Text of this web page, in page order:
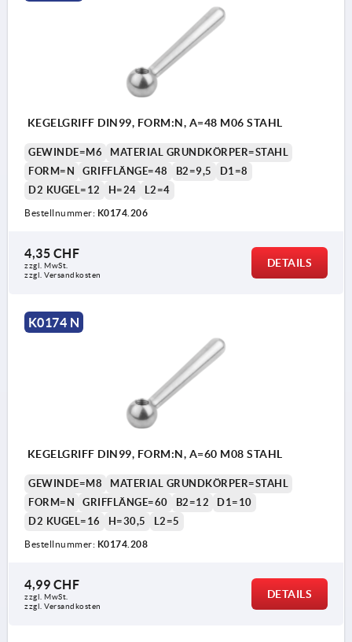
KEGELGRIFF DIN99, FORM:N, A=48 M06 STAHL
GEWINDE=M6
MATERIAL GRUNDKÖRPER=STAHL
FORM=N
GRIFFLÄNGE=48 B2=9,5
D1=8
D2 KUGEL=12
H=24 L2=4
Bestellnummer: K0174.206
4,35 CHF
zzgl. MwSt.
zzgl. Versandkosten
DETAILS
K0174 N
KEGELGRIFF DIN99, FORM:N, A=60 M08 STAHL
GEWINDE=M8
MATERIAL GRUNDKÖRPER=STAHL
FORM=N
GRIFFLÄNGE=60 B2=12
D1=10
D2 KUGEL=16
H=30,5 L2=5
Bestellnummer: K0174.208
4,99 CHF
zzgl. MwSt.
zzgl. Versandkosten
DETAILS